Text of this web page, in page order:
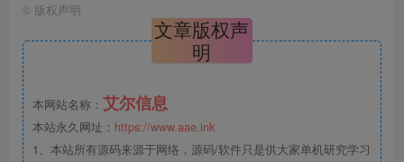
© 版权声明
文章版权声
明
本网站名称： 艾尔信息
本站永久网址： https://www.aae.ink
1、本站所有源码来源于网络，源码/软件只是供大家单机研究学习